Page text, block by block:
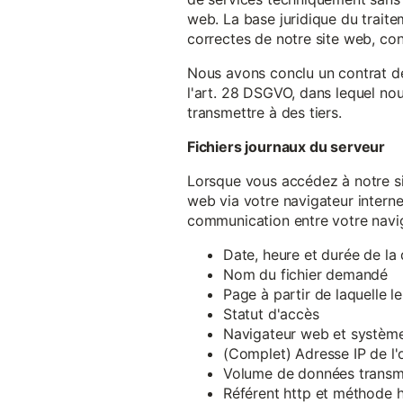
web. La base juridique du
correctes de notre site web,
Nous avons conclu un contrat
l'art. 28 DSGVO, dans lequel
transmettre à des tiers.
Fichiers journaux du serveur
Lorsque vous accédez à notre
web via votre navigateur
communication entre votre
Date, heure et durée de la
Nom du fichier demandé
Page à partir de laquelle
Statut d'accès
Navigateur web et
(Complet) Adresse IP de
Volume de données
Référent http et méthode